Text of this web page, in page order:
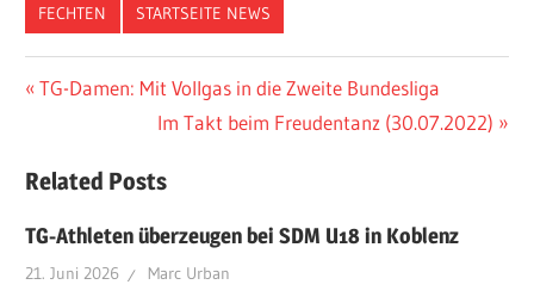
FECHTEN STARTSEITE NEWS
Beitragsnavigation
Vorheriger
TG-Damen: Mit Vollgas in die Zweite Bundesliga
Nächster
Im Takt beim Freudentanz (30.07.2022)
Related Posts
TG-Athleten überzeugen bei SDM U18 in Koblenz
21. Juni 2026 Marc Urban